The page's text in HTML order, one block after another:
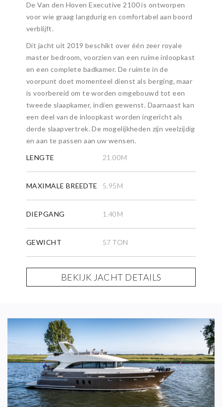
De Van den Hoven Executive 2100 is ontworpen
voor wie graag langdurig en comfortabel aan boord
verblijft.
Dit jacht uit 2019 beschikt over één zeer royale
master bedroom, voorzien van een ruime inloopkast
en een complete badkamer. De ruimte in de
voorpunt doet momenteel dienst als berging, maar
is voorbereid om te worden omgebouwd tot een
tweede slaapkamer, indien gewenst. Daarnaast kan
een deel van de inloopkast worden ingericht als
derde slaapvertrek. De mogelijkheden zijn veelzijdig
en aan te passen aan uw wensen.
LENGTE
21.00M
MAXIMALE BREEDTE 5.95M
DIEPGANG 1.40M
GEWICHT 57 TON
BEKIJK JACHT DETAILS